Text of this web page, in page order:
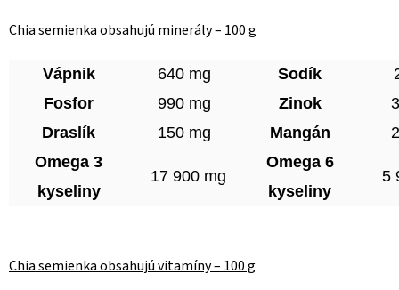
Chia semienka obsahujú minerály – 100 g
Vápnik 640 mg Sodík
Fosfor
990 mg Zinok
Draslík
150 mg Mangán
Omega 3
kyseliny
17 900 mg
Omega 6
kyseliny
5
Chia semienka obsahujú vitamíny – 100 g